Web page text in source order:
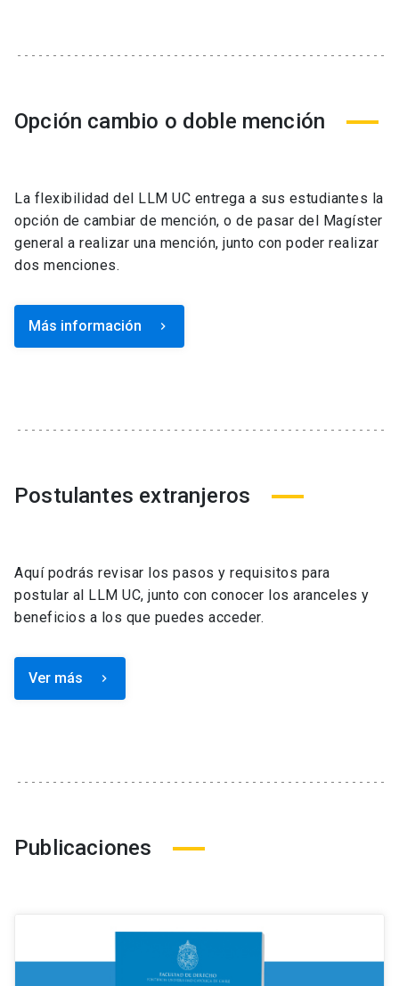
Opción cambio o doble mención
La flexibilidad del LLM UC entrega a sus estudiantes la
opción de cambiar de mención, o de pasar del Magíster
general a realizar una mención, junto con poder realizar
dos menciones.
Más información keyboard_arrow_right
Postulantes extranjeros
Aquí podrás revisar los pasos y requisitos para
postular al LLM UC, junto con conocer los aranceles y
beneficios a los que puedes acceder.
Ver más keyboard_arrow_right
Publicaciones